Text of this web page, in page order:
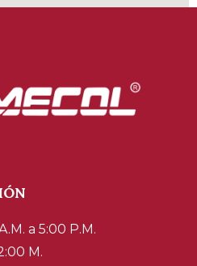
a 5:00 P.M.
M.